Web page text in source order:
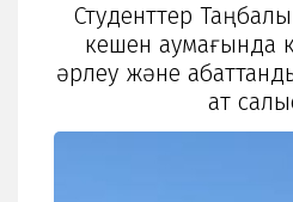
Студенттер
кешен аумағында
әрлеу және
ат